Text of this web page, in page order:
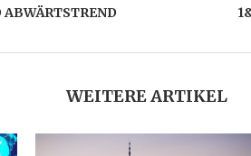
WEITERE ARTIKEL